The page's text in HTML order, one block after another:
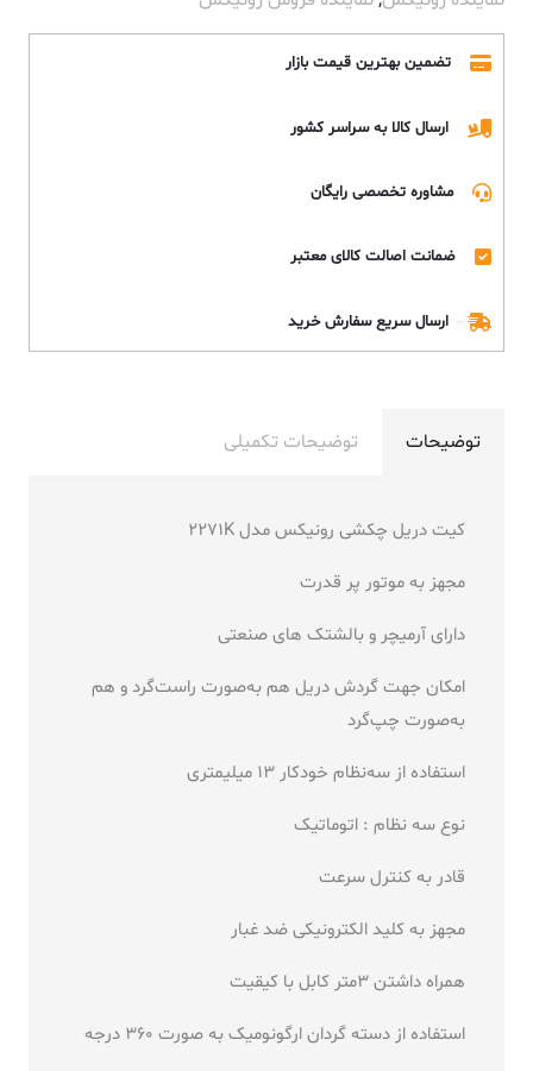
تضمین بهترین قیمت بازار
ارسال کالا به سراسر کشور
مشاوره تخصصی رایگان
ضمانت اصالت کالای معتبر
ارسال سریع سفارش خرید
توضیحات توضیحات تکمیلی
کیت دریل چکشی رونیکس مدل 2271K
مجهز به موتور پر قدرت
دارای آرمیچر و بالشتک های صنعتی
امکان جهت گردش دریل هم به‌صورت راست‌گرد و هم
به‌صورت چپ‌گرد
استفاده از سه‌نظام خودکار 13 میلیمتری
نوع سه نظام : اتوماتیک
قادر به کنترل سرعت
مجهز به کلید الکترونیکی ضد غبار
همراه داشتن 3متر کابل با کیقیت
استفاده از دسته گردان ارگونومیک به صورت 360 درجه